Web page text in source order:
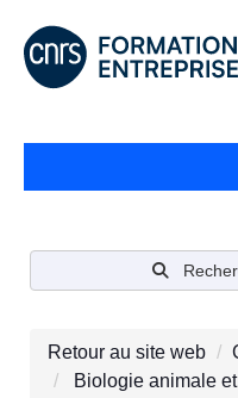
Retour au site web
Biologie animale